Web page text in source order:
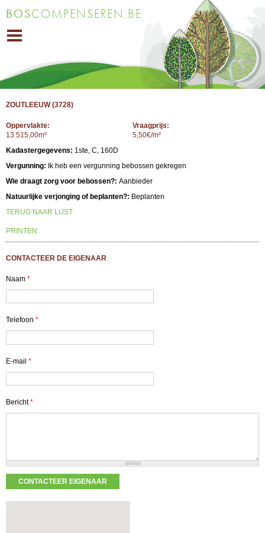
en naar
BOSCOMPENSEREN.BE
ZOUTLEEUW (3728)
Oppervlakte:
13 515,00m²
Vraagprijs:
5,50€/m²
Kadastergegevens: 1ste, C, 160D
Vergunning: Ik heb een vergunning bebossen gekregen
Wie draagt zorg voor bebossen?: Aanbieder
Natuurlijke verjonging of beplanten?: Beplanten
TERUG NAAR LIJST
PRINTEN
CONTACTEER DE EIGENAAR
Naam *
Telefoon *
E-mail *
Bericht*